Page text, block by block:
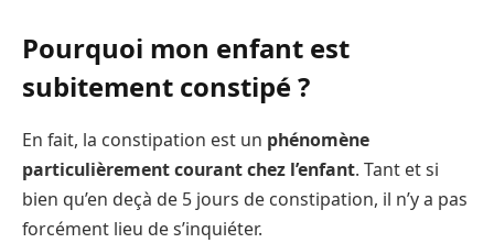
Pourquoi mon enfant est
subitement constipé ?
En fait, la constipation est un phénomène
particulièrement courant chez l’enfant. Tant et si
bien qu’en deçà de 5 jours de constipation, il n’y a pas
forcément lieu de s’inquiéter.